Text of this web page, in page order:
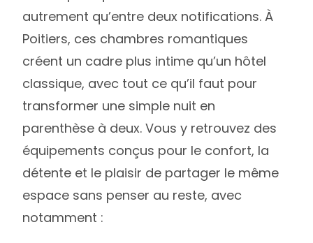
autrement qu’entre deux notifications. À
Poitiers, ces chambres romantiques
créent un cadre plus intime qu’un hôtel
classique, avec tout ce qu’il faut pour
transformer une simple nuit en
parenthèse à deux. Vous y retrouvez des
équipements conçus pour le confort, la
détente et le plaisir de partager le même
espace sans penser au reste, avec
notamment :